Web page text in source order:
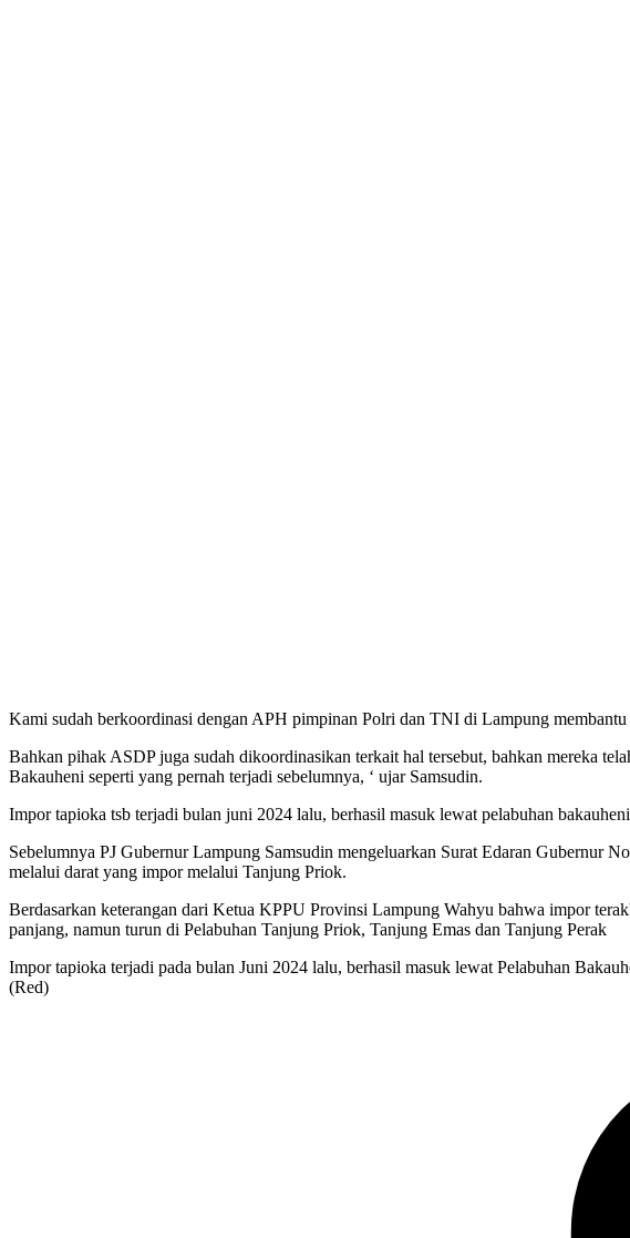
Kami sudah berkoordinasi dengan APH pimpinan Polri dan TNI di Lampung
Bahkan pihak ASDP juga sudah dikoordinasikan terkait hal tersebut, bahkan mereka
Bakauheni seperti yang pernah terjadi sebelumnya, ‘ ujar Samsudin.
Impor tapioka tsb terjadi bulan juni 2024 lalu, berhasil masuk lewat pelabuhan
Sebelumnya PJ Gubernur Lampung Samsudin mengeluarkan Surat Edaran Gubernur
melalui darat yang impor melalui Tanjung Priok.
Berdasarkan keterangan dari Ketua KPPU Provinsi Lampung Wahyu bahwa impor
panjang, namun turun di Pelabuhan Tanjung Priok, Tanjung Emas dan Tanjung Perak
Impor tapioka terjadi pada bulan Juni 2024 lalu, berhasil masuk lewat Pelabuhan
(Red)